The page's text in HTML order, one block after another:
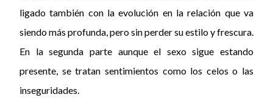
ligado también con la evolución en la relación que va
siendo más profunda, pero sin perder su estilo y frescura.
En la segunda parte aunque el sexo sigue estando
presente, se tratan sentimientos como los celos o las
inseguridades.